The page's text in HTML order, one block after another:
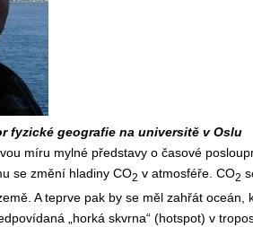
fyzické geografie na universitě v Oslu
míru mylné představy o časové
se změní hladiny CO2 v atmosféře. CO2
A teprve pak by se měl zahřát
„horká skvrna“ (hotspot) v